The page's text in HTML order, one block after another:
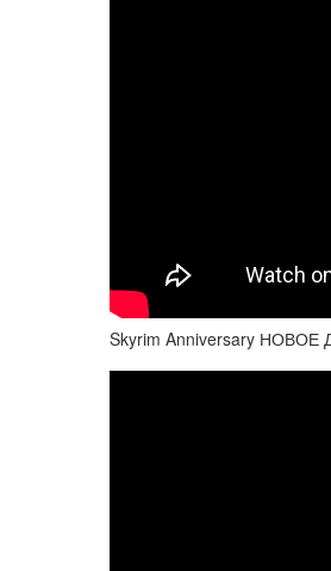
Skyrim Anniversary НОВОЕ